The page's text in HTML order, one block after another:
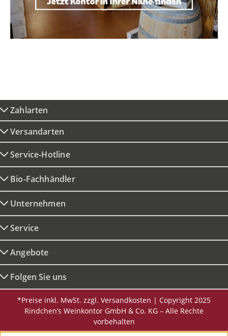
Zahlarten
Versandarten
Service-Hotline
Bio-Fachhändler
Unternehmen
Service
Angebote
Folgen Sie uns
*Preise inkl. MwSt. zzgl. Versandkosten | Copyright 2025
Rindchen’s Weinkontor GmbH & Co. KG – Alle Rechte
vorbehalten